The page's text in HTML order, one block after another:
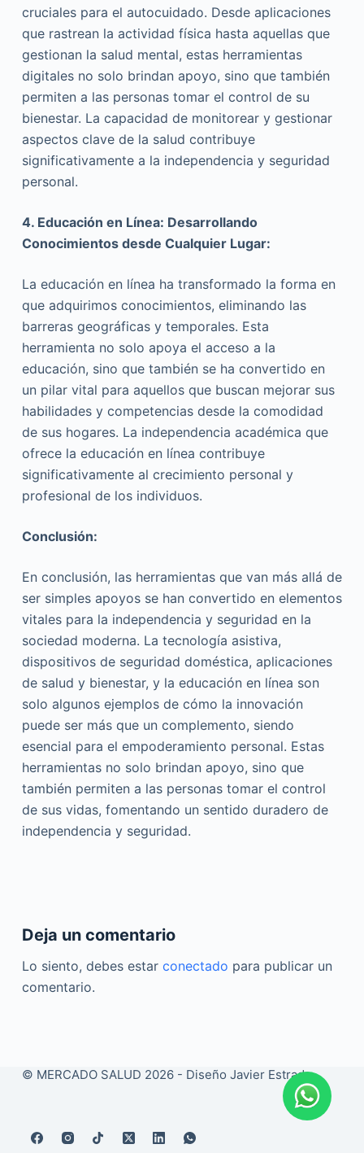
cruciales para el autocuidado. Desde aplicaciones
que rastrean la actividad física hasta aquellas que
gestionan la salud mental, estas herramientas
digitales no solo brindan apoyo, sino que también
permiten a las personas tomar el control de su
bienestar. La capacidad de monitorear y gestionar
aspectos clave de la salud contribuye
significativamente a la independencia y seguridad
personal.
4. Educación en Línea: Desarrollando
Conocimientos desde Cualquier Lugar:
La educación en línea ha transformado la forma en
que adquirimos conocimientos, eliminando las
barreras geográficas y temporales. Esta
herramienta no solo apoya el acceso a la
educación, sino que también se ha convertido en
un pilar vital para aquellos que buscan mejorar sus
habilidades y competencias desde la comodidad
de sus hogares. La independencia académica que
ofrece la educación en línea contribuye
significativamente al crecimiento personal y
profesional de los individuos.
Conclusión:
En conclusión, las herramientas que van más allá de
ser simples apoyos se han convertido en elementos
vitales para la independencia y seguridad en la
sociedad moderna. La tecnología asistiva,
dispositivos de seguridad doméstica, aplicaciones
de salud y bienestar, y la educación en línea son
solo algunos ejemplos de cómo la innovación
puede ser más que un complemento, siendo
esencial para el empoderamiento personal. Estas
herramientas no solo brindan apoyo, sino que
también permiten a las personas tomar el control
de sus vidas, fomentando un sentido duradero de
independencia y seguridad.
Deja un comentario
Lo siento, debes estar conectado para publicar un
comentario.
© MERCADO SALUD 2026 - Diseño Javier Estrada